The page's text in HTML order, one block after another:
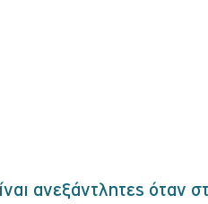
ανεξάντλητες όταν